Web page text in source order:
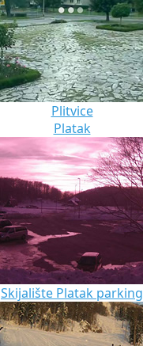
Plitvice
Platak
Skijalište Platak parking